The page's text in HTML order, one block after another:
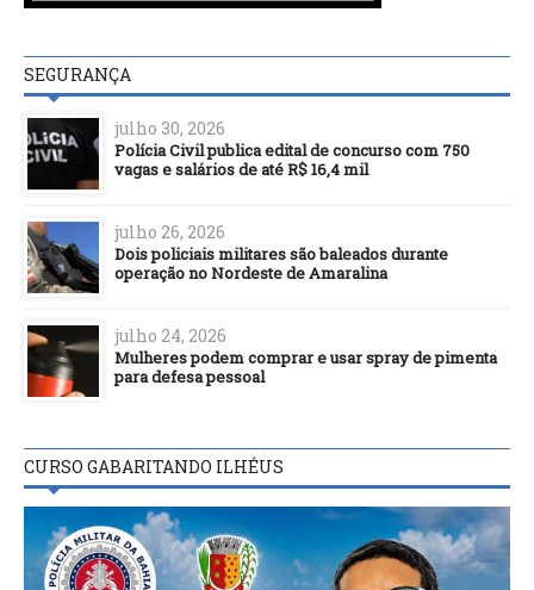
SEGURANÇA
julho 30, 2026
Polícia Civil publica edital de concurso com 750
vagas e salários de até R$ 16,4 mil
julho 26, 2026
Dois policiais militares são baleados durante
operação no Nordeste de Amaralina
julho 24, 2026
Mulheres podem comprar e usar spray de pimenta
para defesa pessoal
CURSO GABARITANDO ILHÉUS